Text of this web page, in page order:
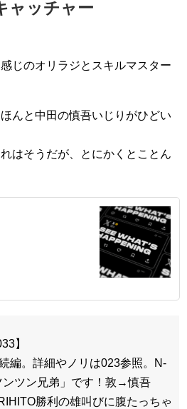
ャッチャー
じのオリラジとスキルマスター
んと中田の慎吾いじりがひどい
はそうだが、とにかくとことん
】
編。詳細やノリは023参照。N-
ンツン兄弟」です！敦→慎吾
勝利の雄叫びに腹たっちゃ